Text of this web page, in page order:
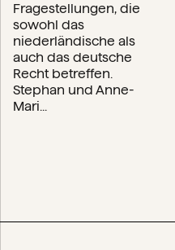
Fragestellungen, die
sowohl das
niederländische als
auch das deutsche
Recht betreffen.
Stephan und Anne-
Mari...